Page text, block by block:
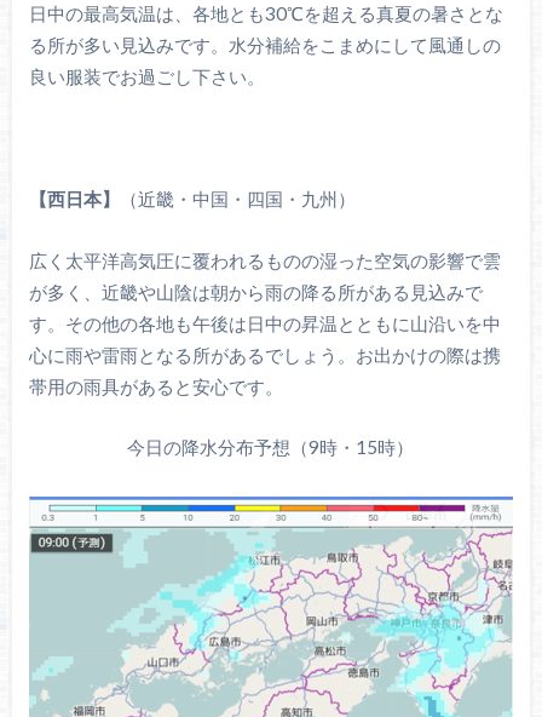
日中の最高気温は、各地とも30℃を超える真夏の暑さとな
る所が多い見込みです。水分補給をこまめにして風通しの
良い服装でお過ごし下さい。
【西日本】 （近畿・中国・四国・九州）
広く太平洋高気圧に覆われるものの湿った空気の影響で雲
が多く、近畿や山陰は朝から雨の降る所がある見込みで
す。その他の各地も午後は日中の昇温とともに山沿いを中
心に雨や雷雨となる所があるでしょう。お出かけの際は携
帯用の雨具があると安心です。
今日の降水分布予想（9時・15時）